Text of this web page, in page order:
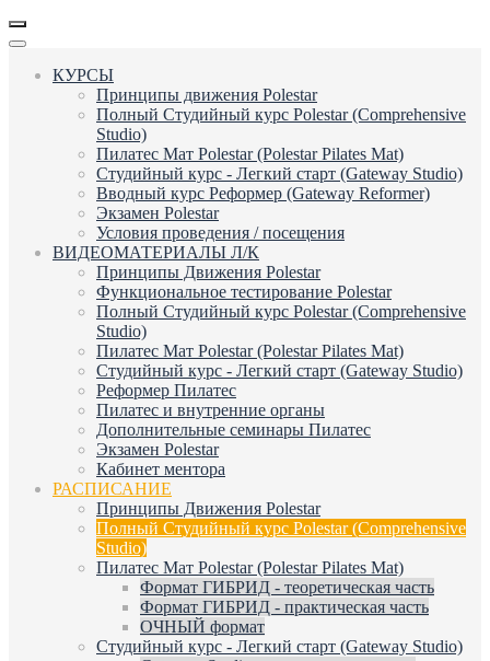
КУРСЫ
Принципы движения Polestar
Полный Студийный курс Polestar (Comprehensive
Studio)
Пилатес Мат Polestar (Polestar Pilates Mat)
Студийный курс - Легкий старт (Gateway Studio)
Вводный курс Реформер (Gateway Reformer)
Экзамен Polestar
Условия проведения / посещения
ВИДЕОМАТЕРИАЛЫ Л/К
Принципы Движения Polestar
Функциональное тестирование Polestar
Полный Студийный курс Polestar (Comprehensive
Studio)
Пилатес Мат Polestar (Polestar Pilates Mat)
Студийный курс - Легкий старт (Gateway Studio)
Реформер Пилатес
Пилатес и внутренние органы
Дополнительные семинары Пилатес
Экзамен Polestar
Кабинет ментора
РАСПИСАНИЕ
Принципы Движения Polestar
Полный Студийный курс Polestar (Comprehensive
Studio)
Пилатес Мат Polestar (Polestar Pilates Mat)
Формат ГИБРИД - теоретическая часть
Формат ГИБРИД - практическая часть
ОЧНЫЙ формат
Студийный курс - Легкий старт (Gateway Studio)